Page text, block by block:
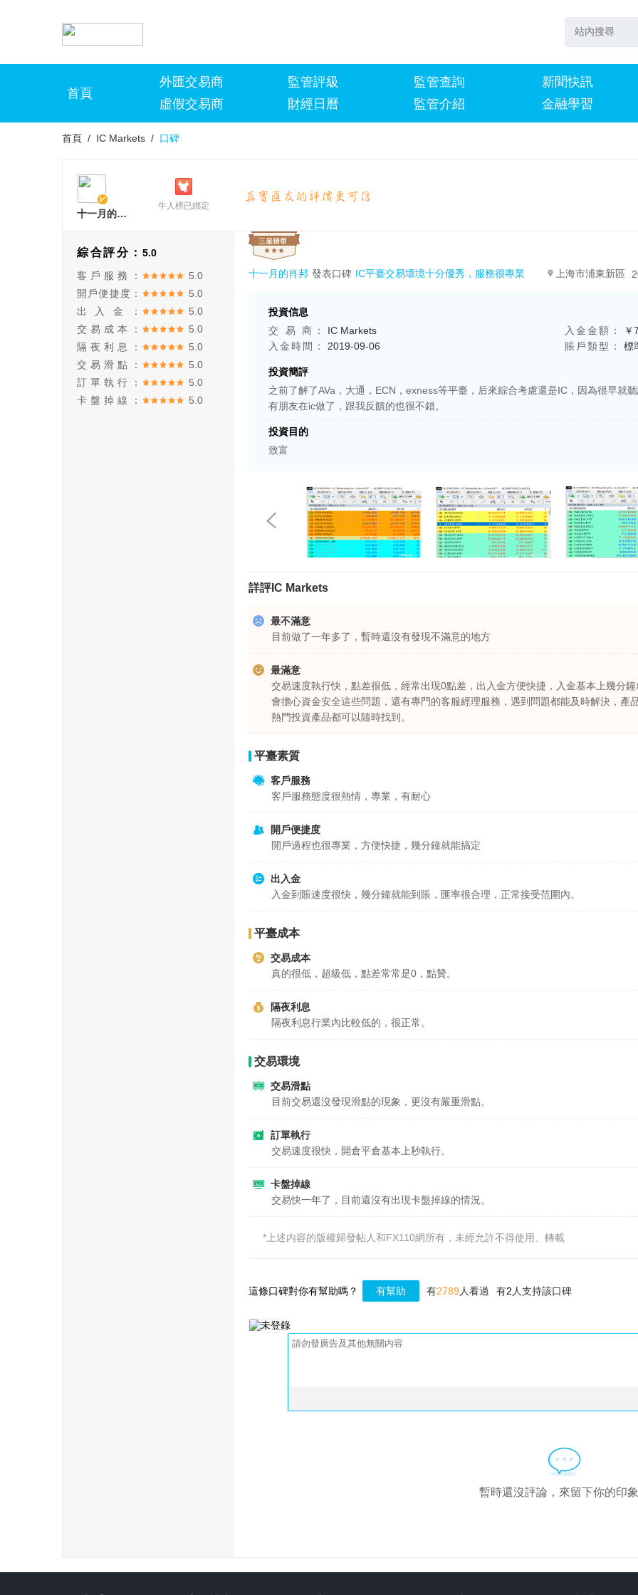
首頁
外匯交易商
虛假交易商
監管評級
財經日曆
監管查詢
監管介紹
新聞快訊
金融學習
首頁 / IC Markets / 口碑
十一月的肖邦
牛人榜已綁定
綜合評分： 5.0
客戶服務：
5.0
開戶便捷度：
5.0
出入金：
5.0
交易成本：
5.0
隔夜利息：
5.0
交易滑點：
5.0
訂單執行：
5.0
卡盤掉線：
5.0
十一月的肖邦 發表口碑 IC平臺交易壞境十分優秀，服務很專業 上海市浦東新區
投資信息
交 易 商：
IC Markets 入金金額：
￥
入金時間：
2019-09-06 賬戶類型： 標
投資簡評
之前了解了AVa，大通，ECN，exness等平臺，后來綜合考慮還是IC，因為很早就
有朋友在ic做了，跟我反饋的也很不錯。
投資目的
致富
詳評IC Markets
最不滿意
目前做了一年多了，暫時還沒有發現不滿意的地方
最滿意
交易速度執行快，點差很低，經常出現0點差，出入金方便快捷，入金基本上幾分
會擔心資金安全這些問題，還有專門的客服經理服務，遇到問題都能及時解決，產
熱門投資產品都可以隨時找到。
平臺素質
客戶服務
客戶服務態度很熱情，專業，有耐心
開戶便捷度
開戶過程也很專業，方便快捷，幾分鐘就能搞定
出入金
入金到賬速度很快，幾分鐘就能到賬，匯率很合理，正常接受范圍內。
平臺成本
交易成本
真的很低，超級低，點差常常是0，點贊。
隔夜利息
隔夜利息行業內比較低的，很正常。
交易環境
交易滑點
目前交易還沒發現滑點的現象，更沒有嚴重滑點。
訂單執行
交易速度很快，開倉平倉基本上秒執行。
卡盤掉線
交易快一年了，目前還沒有出現卡盤掉線的情況。
*上述内容的版權歸發帖人和FX110網所有，未經允許不得使用、轉載
這條口碑對你有幫助嗎？ 有幫助 有2789 人看過 有2 人支持該口碑
暫時還沒評論，來留下你的印